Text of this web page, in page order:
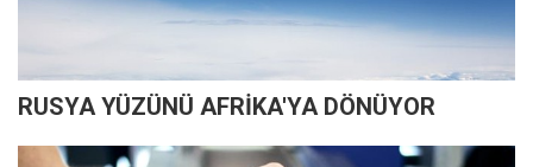
RUSYA YÜZÜNÜ AFRİKA'YA DÖNÜYOR